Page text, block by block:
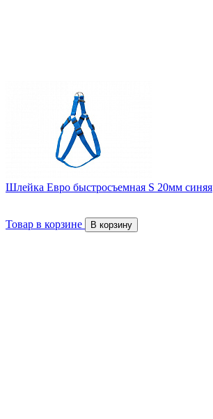
Шлейка Евро быстросъемная S 20мм синяя
Товар в корзине В корзину